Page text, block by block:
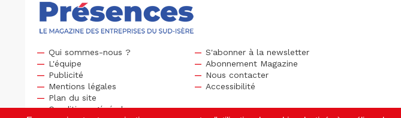
Qui sommes-nous ?
L'équipe
Publicité
S'abonner à la newsletter
Abonnement Magazine
Nous contacter
Mentions légales
Plan du site
Conditions générales
Accessibilité